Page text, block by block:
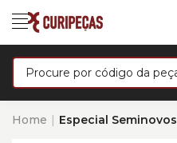
Home Especial Seminovos